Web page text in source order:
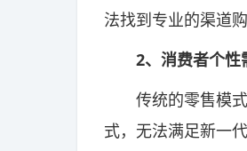
法找到专业的渠道购
2、消费者个性
传统的零售模式
式，无法满足新一